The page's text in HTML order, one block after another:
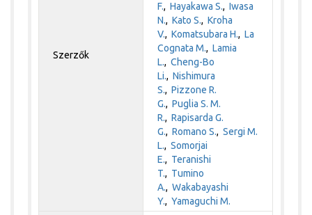
Szerzők
F.,Hayakawa S.,Iwasa
N.,Kato S.,Kroha
V.,Komatsubara H.,La
Cognata M.,Lamia
L.,Cheng-Bo
Li.,Nishimura
S.,Pizzone R.
G.,Puglia S. M.
R.,Rapisarda G.
G.,Romano S.,Sergi M.
L.,Somorjai
E., Teranishi
T., Tumino
A.,Wakabayashi
Y.,Yamaguchi M.